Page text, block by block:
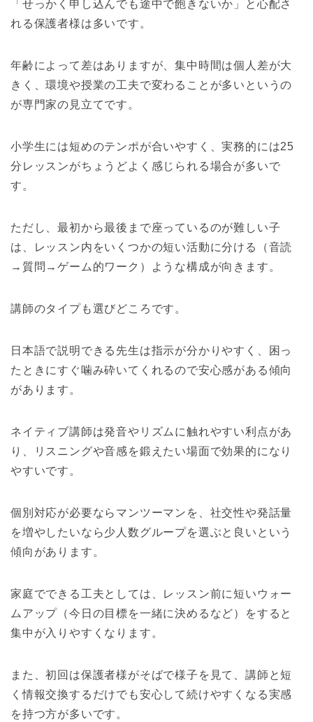
「せっかく申し込んでも途中で飽きないか」と心配さ
れる保護者様は多いです。
年齢によって差はありますが、集中時間は個人差が大
きく、環境や授業の工夫で変わることが多いというの
が専門家の見立てです。
小学生には短めのテンポが合いやすく、実務的には25
分レッスンがちょうどよく感じられる場合が多いで
す。
ただし、最初から最後まで座っているのが難しい子
は、レッスン内をいくつかの短い活動に分ける（音読
→質問→ゲーム的ワーク）ような構成が向きます。
講師のタイプも選びどころです。
日本語で説明できる先生は指示が分かりやすく、困っ
たときにすぐ噛み砕いてくれるので安心感がある傾向
があります。
ネイティブ講師は発音やリズムに触れやすい利点があ
り、リスニングや音感を鍛えたい場面で効果的になり
やすいです。
個別対応が必要ならマンツーマンを、社交性や発話量
を増やしたいなら少人数グループを選ぶと良いという
傾向があります。
家庭でできる工夫としては、レッスン前に短いウォー
ムアップ（今日の目標を一緒に決めるなど）をすると
集中が入りやすくなります。
また、初回は保護者様がそばで様子を見て、講師と短
く情報交換するだけでも安心して続けやすくなる実感
を持つ方が多いです。